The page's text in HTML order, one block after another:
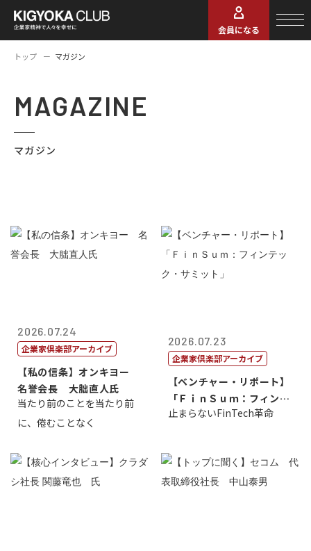
会員になる
トップ マガジン
MAGAZINE
マガジン
2026.07.24
企業家倶楽部アーカイブ
【私の信条】オンキヨー
名誉会長 大朏直人氏
当たり前のことを当たり前
に、倦むことなく
2026.07.23
企業家倶楽部アーカイブ
【ベンチャー・リポート】
「ＦｉｎＳｕｍ：フィンテ
ック・サミッ...
止まらないFinTech革命